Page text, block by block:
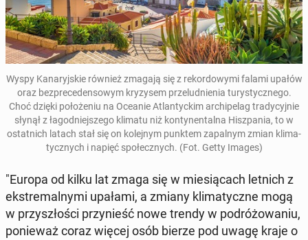
Wyspy Ka­na­ryj­skie również zmagają się z re­kor­do­wy­mi falami upałów
oraz bez­pre­ce­den­so­wym kry­zy­sem prze­lud­nie­nia tu­ry­stycz­ne­go.
Choć dzięki po­ło­że­niu na Oceanie Atlan­tyc­kim ar­chi­pe­lag tra­dy­cyj­nie
słynął z ła­god­niej­sze­go klimatu niż kon­ty­nen­tal­na Hisz­pa­nia, to w
ostat­nich latach stał się on ko­lej­nym punktem za­pal­nym zmian kli­ma­
tycz­nych i napięć spo­łecz­nych. (Fot. Getty Images)
"Europa od kilku lat zmaga się w mie­sią­cach letnich z
eks­tre­mal­ny­mi upałami, a zmiany kli­ma­tycz­ne mogą
w przy­szło­ści przy­nieść nowe trendy w po­dró­żo­wa­niu,
po­nie­waż coraz więcej osób bierze pod uwagę kraje o